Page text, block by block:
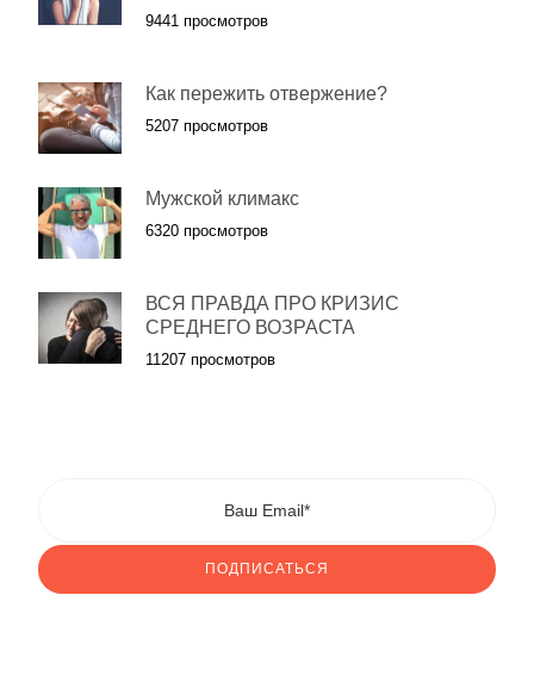
9441 просмотров
Как пережить отвержение?
5207 просмотров
Мужской климакс
6320 просмотров
ВСЯ ПРАВДА ПРО КРИЗИС
СРЕДНЕГО ВОЗРАСТА
11207 просмотров
ПОДПИСАТЬСЯ